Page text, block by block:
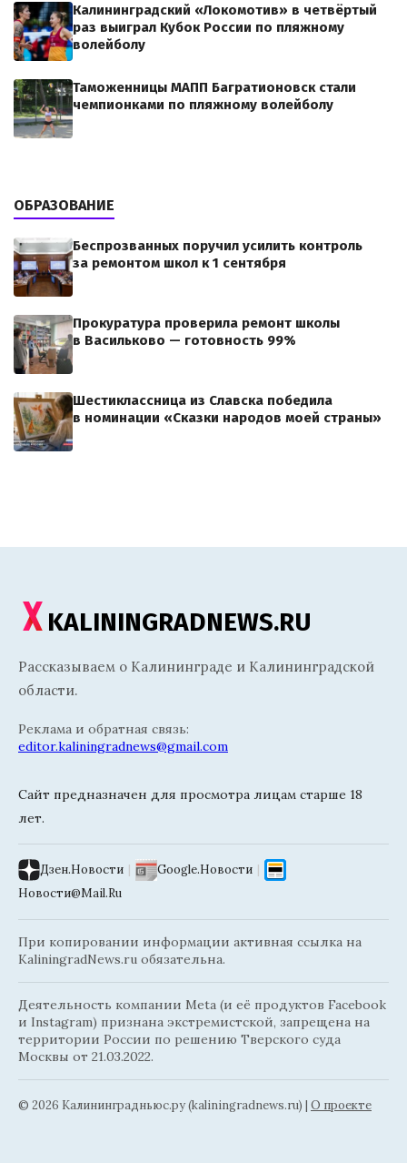
Калининградский «Локомотив» в четвёртый
раз выиграл Кубок России по пляжному
волейболу
Таможенницы МАПП Багратионовск стали
чемпионками по пляжному волейболу
ОБРАЗОВАНИЕ
Беспрозванных поручил усилить контроль
за ремонтом школ к 1 сентября
Прокуратура проверила ремонт школы
в Васильково — готовность 99%
Шестиклассница из Славска победила
в номинации «Сказки народов моей страны»
KALININGRADNEWS.RU
Рассказываем о Калининграде и Калининградской
области.
Реклама и обратная связь:
editor.kaliningradnews@gmail.com
Сайт предназначен для просмотра лицам старше 18
лет.
Дзен.Новости | Google.Новости |
Новости@Mail.Ru
При копировании информации активная ссылка на
KaliningradNews.ru обязательна.
Деятельность компании Meta (и её продуктов Facebook
и Instagram) признана экстремистской, запрещена на
территории России по решению Тверского суда
Москвы от 21.03.2022.
© 2026 Калининградньюc.ру (kaliningradnews.ru) | О проекте